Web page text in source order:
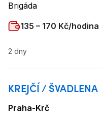
Typ úvazku
Brigáda
Plat :
135 – 170 Kč/hodina
2 dny
KREJČÍ / ŠVADLENA
Lokalita
Praha-Krč